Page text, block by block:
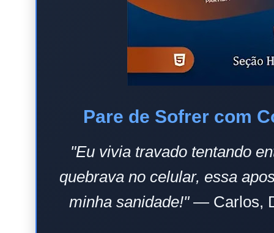
Pare de Sofrer com
"Eu vivia travado tentando
quebrava no celular, essa
minha sanidade!"— Carlos,